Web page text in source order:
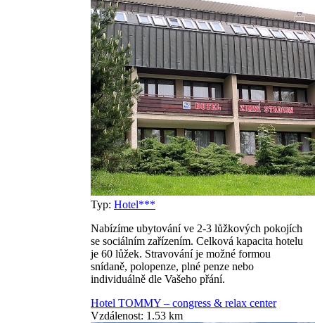
Typ: Hotel***
Nabízíme ubytování ve 2-3 lůžkových pokojích
se sociálním zařízením. Celková kapacita hotelu
je 60 lůžek. Stravování je možné formou
snídaně, polopenze, plné penze nebo
individuálně dle Vašeho přání.
Hotel TOMMY – congress & relax center
Vzdálenost: 1.53 km